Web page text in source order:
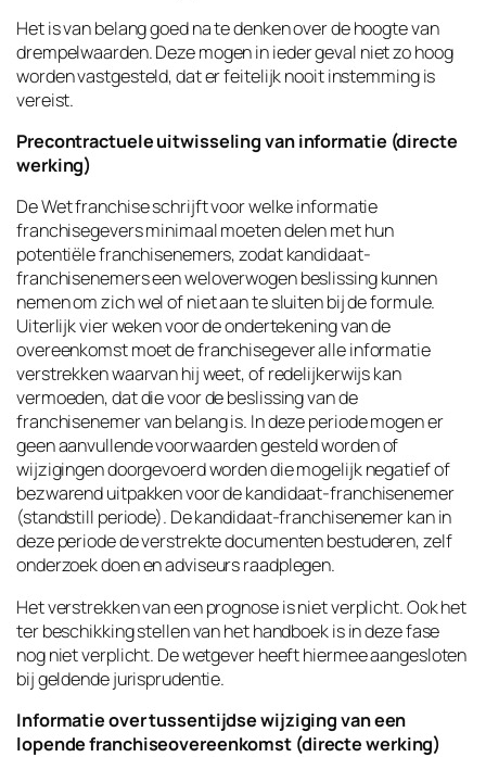
Het is van belang goed na te denken over de hoogte van
drempelwaarden. Deze mogen in ieder geval niet zo hoog
worden vastgesteld, dat er feitelijk nooit instemming is
vereist.
Precontractuele uitwisseling van informatie (directe
werking)
De Wet franchise schrijft voor welke informatie
franchisegevers minimaal moeten delen met hun
potentiële franchisenemers, zodat kandidaat-
franchisenemers een weloverwogen beslissing kunnen
nemen om zich wel of niet aan te sluiten bij de formule.
Uiterlijk vier weken voor de ondertekening van de
overeenkomst moet de franchisegever alle informatie
verstrekken waarvan hij weet, of redelijkerwijs kan
vermoeden, dat die voor de beslissing van de
franchisenemer van belang is. In deze periode mogen er
geen aanvullende voorwaarden gesteld worden of
wijzigingen doorgevoerd worden die mogelijk negatief of
bezwarend uitpakken voor de kandidaat-franchisenemer
(standstill periode). De kandidaat-franchisenemer kan in
deze periode de verstrekte documenten bestuderen, zelf
onderzoek doen en adviseurs raadplegen.
Het verstrekken van een prognose is niet verplicht. Ook het
ter beschikking stellen van het handboek is in deze fase
nog niet verplicht. De wetgever heeft hiermee aangesloten
bij geldende jurisprudentie.
Informatie over tussentijdse wijziging van een
lopende franchiseovereenkomst (directe werking)